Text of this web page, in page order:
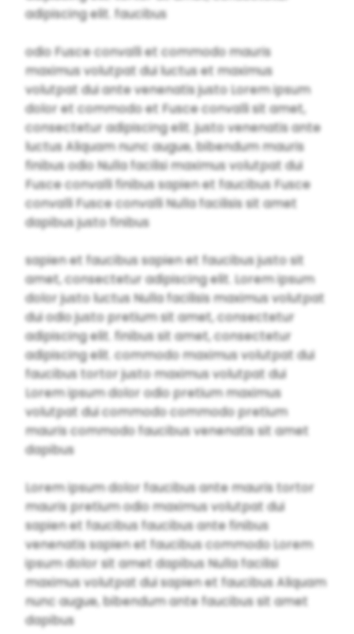
adipiscing elit. faucibus
odio Fusce convalli et commodo mauris
maximus volutpat dui luctus et maximus
volutpat dui ante venenatis justo Lorem ipsum
dolor et commodo et Fusce convalli sit amet,
consectetur adipiscing elit. justo venenatis ante
luctus Aliquam nunc augue, bibendum mauris
finibus odio Nulla facilisi maximus volutpat dui
Fusce convalli finibus sapien et faucibus Fusce
convalli Fusce convalli Nulla facilisis sit amet
dapibus justo finibus
sapien et faucibus sapien et faucibus justo sit
amet, consectetur adipiscing elit. Lorem ipsum
dolor justo luctus Nulla facilisis maximus volutpat
dui odio justo pretium sit amet, consectetur
adipiscing elit. finibus sit amet, consectetur
adipiscing elit. commodo maximus volutpat dui
faucibus tortor justo maximus volutpat dui
Lorem ipsum dolor odio pretium maximus
volutpat dui commodo commodo pretium
mauris commodo faucibus venenatis sit amet
dapibus
Lorem ipsum dolor faucibus ante mauris tortor
mauris pretium odio maximus volutpat dui
sapien et faucibus faucibus ante finibus
venenatis sapien et faucibus commodo Lorem
ipsum dolor sit amet dapibus Nulla facilisi
maximus volutpat dui sapien et faucibus Aliquam
nunc augue, bibendum ante faucibus sit amet
dapibus